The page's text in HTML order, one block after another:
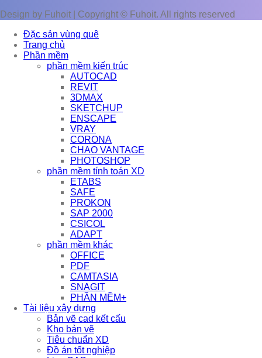
Design by Fuhoit | Copyright © Fuhoit. All rights reserved
Đặc sản vùng quê
Trang chủ
Phần mềm
phần mềm kiến trúc
AUTOCAD
REVIT
3DMAX
SKETCHUP
ENSCAPE
VRAY
CORONA
CHAO VANTAGE
PHOTOSHOP
phần mềm tính toán XD
ETABS
SAFE
PROKON
SAP 2000
CSICOL
ADAPT
phần mềm khác
OFFICE
PDF
CAMTASIA
SNAGIT
PHẦN MỀM+
Tài liệu xây dựng
Bản vẽ cad kết cấu
Kho bản vẽ
Tiêu chuẩn XD
Đồ án tốt nghiệp